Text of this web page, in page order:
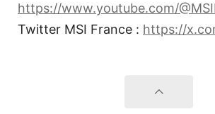
https://www.youtube.com/
Twitter MSI France : https://